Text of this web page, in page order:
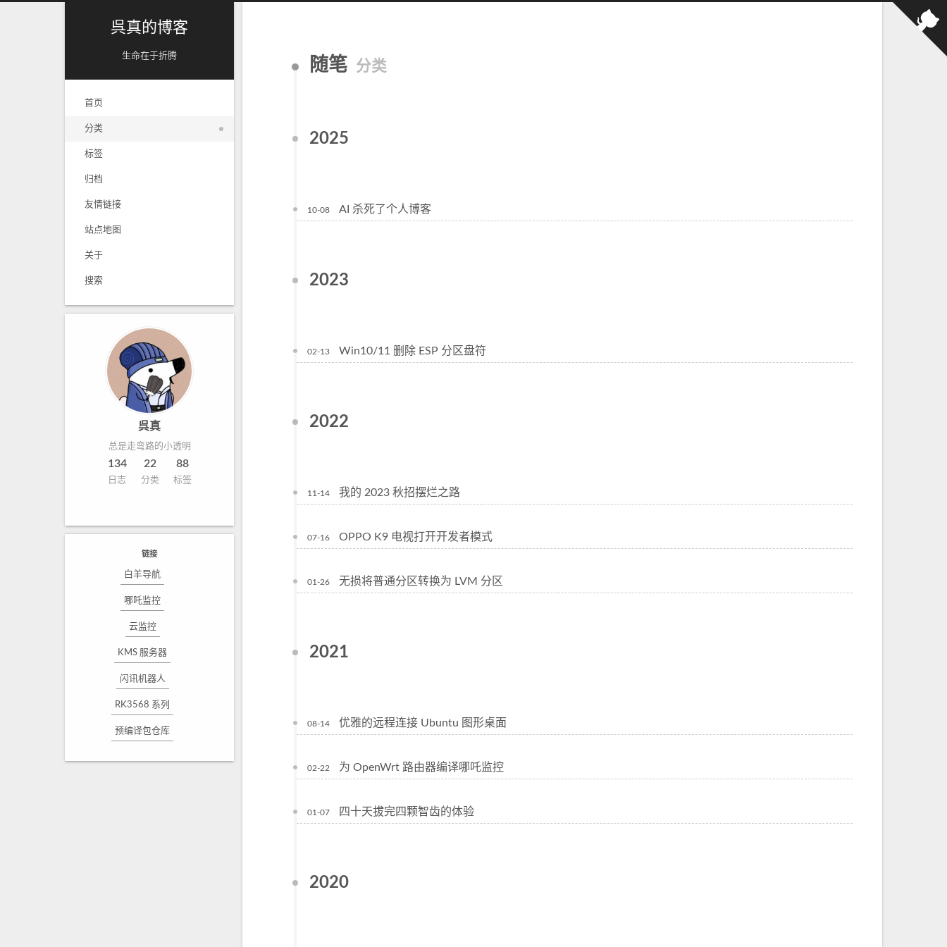
呉真的博客
生命在于折腾
首页
分类
标签
归档
友情链接
站点地图
关于
搜索
呉真
总是走弯路的小透明
134
日志
22
分类
88
标签
链接
白羊导航
哪吒监控
云监控
KMS 服务器
闪讯机器人
RK3568 系列
预编译包仓库
随笔 分类
2025
10-08 AI 杀死了个人博客
2023
02-13 Win10/11 删除 ESP 分区盘符
2022
11-14 我的 2023 秋招摆烂之路
07-16 OPPO K9 电视打开开发者模式
01-26 无损将普通分区转换为 LVM 分区
2021
08-14 优雅的远程连接 Ubuntu 图形桌面
02-22 为 OpenWrt 路由器编译哪吒监控
01-07 四十天拔完四颗智齿的体验
2020